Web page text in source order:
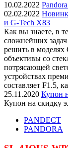
10.02.2022
02.02.2022
и G-Tech X83
Как вы знаете, в
сложнейших
решить в
объективы со
потрясающей
устройствах
составляет F1.5,
25.11.2020 Купон
Купон на скидку
PANDECT
PANDORA